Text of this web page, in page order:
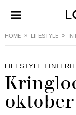
HOME LIFESTYLE
LIFESTYLE